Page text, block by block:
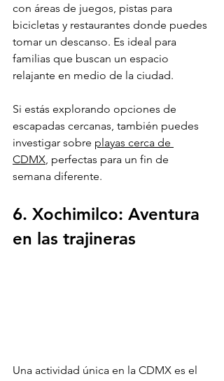
con áreas de juegos, pistas para
bicicletas y restaurantes donde puedes
tomar un descanso. Es ideal para
familias que buscan un espacio
relajante en medio de la ciudad.
Si estás explorando opciones de
escapadas cercanas, también puedes
investigar sobre playas cerca de
CDMX , perfectas para un fin de
semana diferente.
6. Xochimilco: Aventura
en las trajineras
Una actividad única en la CDMX es el